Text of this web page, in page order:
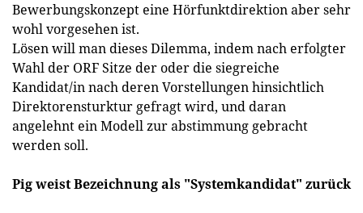
Bewerbungskonzept eine Hörfunktdirektion aber sehr
wohl vorgesehen ist.
Lösen will man dieses Dilemma, indem nach erfolgter
Wahl der ORF Sitze der oder die siegreiche
Kandidat/in nach deren Vorstellungen hinsichtlich
Direktorensturktur gefragt wird, und daran
angelehnt ein Modell zur abstimmung gebracht
werden soll.
Pig weist Bezeichnung als "Systemkandidat" zurück